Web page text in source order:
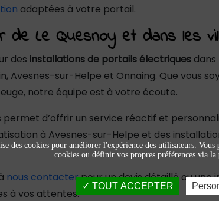
adaptées à votre portail.
de Le Quesnoy et dans les
des installations de portails électriques
Avesnes-sur-Helpe et Onnaing. Que vous
notre équipe est à votre écoute.
d’offrir un service réactif et
à Avesnes-sur-Helpe et des
nous contacterpour un devis détaillé ou une
à vos attentes.
des cookies pour améliorer l'expérience des utilisateurs.
cookies ou définir vos propres préférences via la
TOUT ACCEPTER